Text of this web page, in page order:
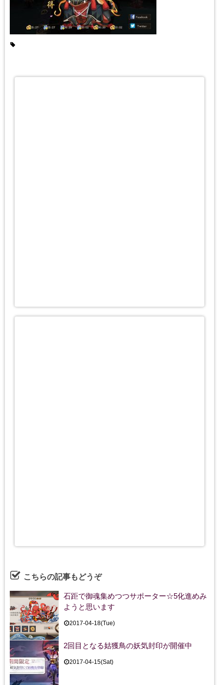
こちらの記事もどうぞ
石距で御魂集めつつサポーター☆5化進めみ
ようと思います
2017-04-18(Tue)
2回目となる姑獲鳥の妖気封印が開催中
2017-04-15(Sat)